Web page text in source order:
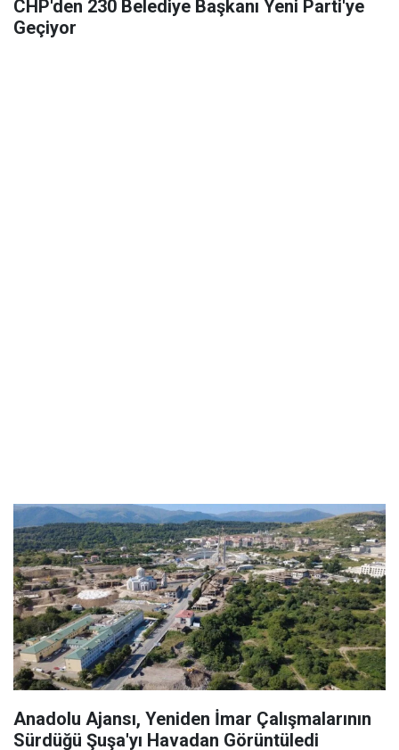
CHP'den 230 Belediye Başkanı Yeni Parti'ye
Geçiyor
Anadolu Ajansı, Yeniden İmar Çalışmalarının
Sürdüğü Şuşa'yı Havadan Görüntüledi